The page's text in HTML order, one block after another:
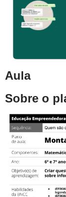
Aula
Sobre o